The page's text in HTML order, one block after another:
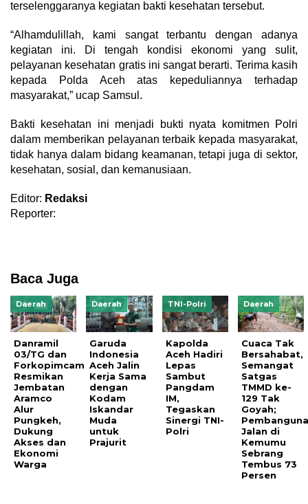
terselenggaranya kegiatan bakti kesehatan tersebut.
“Alhamdulillah, kami sangat terbantu dengan adanya
kegiatan ini. Di tengah kondisi ekonomi yang sulit,
pelayanan kesehatan gratis ini sangat berarti. Terima kasih
kepada Polda Aceh atas kepeduliannya terhadap
masyarakat,” ucap Samsul.
Bakti kesehatan ini menjadi bukti nyata komitmen Polri
dalam memberikan pelayanan terbaik kepada masyarakat,
tidak hanya dalam bidang keamanan, tetapi juga di sektor,
kesehatan, sosial, dan kemanusiaan.
Editor: Redaksi
Reporter:
Baca Juga
Daerah
Danramil
03/TG dan
Forkopimcam
Resmikan
Jembatan
Aramco
Alur
Pungkeh,
Dukung
Akses dan
Ekonomi
Warga
Daerah
Garuda
Indonesia
Aceh Jalin
Kerja Sama
dengan
Kodam
Iskandar
Muda
untuk
Prajurit
TNI-Polri
Kapolda
Aceh Hadiri
Lepas
Sambut
Pangdam
IM,
Tegaskan
Sinergi TNI-
Polri
Daerah
Cuaca Tak
Bersahabat,
Semangat
Satgas
TMMD ke-
129 Tak
Goyah;
Jalan di
Kemumu
Sebrang
Tembus 73
Persen